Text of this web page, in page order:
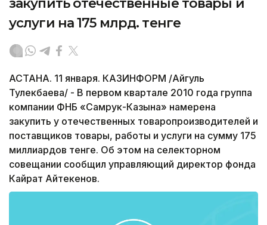
закупить отечественные товары и
услуги на 175 млрд. тенге
АСТАНА. 11 января. КАЗИНФОРМ /Айгуль
Тулекбаева/ - В первом квартале 2010 года группа
компании ФНБ «Самрук-Казына» намерена
закупить у отечественных товаропроизводителей и
поставщиков товары, работы и услуги на сумму 175
миллиардов тенге. Об этом на селекторном
совещании сообщил управляющий директор фонда
Кайрат Айтекенов.